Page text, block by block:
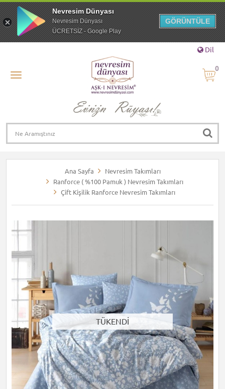
Dil
0
Ana Sayfa
Nevresim Takımları
Ranforce ( %100 Pamuk ) Nevresim Takımları
Çift Kişilik Ranforce Nevresim Takımları
TÜKENDİ
Nevresim Dünyası
Nevresim Dünyası
ÜCRETSİZ - Google Play
GÖRÜNTÜLE